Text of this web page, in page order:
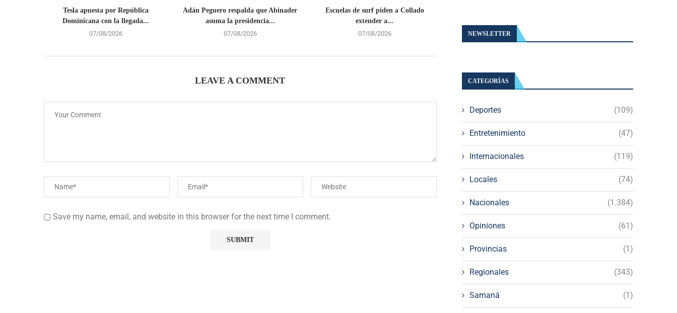
Tesla apuesta por República
Dominicana con la llegada...
07/08/2026
Adán Peguero respalda que Abinader
asuma la presidencia...
07/08/2026
Escuelas de surf piden a Collado
extender a...
07/08/2026
LEAVE A COMMENT
Save my name, email, and website in this browser for the next time I comment.
NEWSLETTER
CATEGORÍAS
Deportes (109)
Entretenimiento (47)
Internacionales (119)
Locales (74)
Nacionales (1.384)
Opiniones (61)
Provincias (1)
Regionales (343)
Samaná (1)